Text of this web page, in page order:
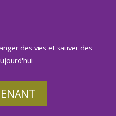
des vies et sauver des